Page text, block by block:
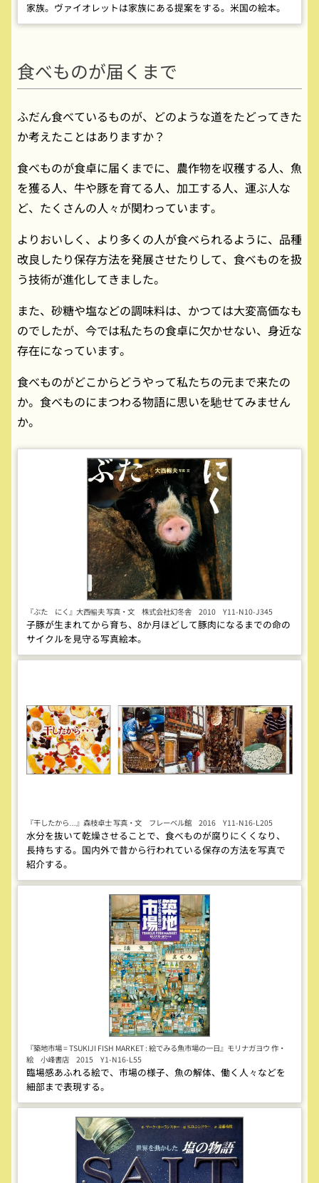
家族。ヴァイオレットは家族にある提案をする。米国の絵本。
食べものが届くまで
ふだん食べているものが、どのような道をたどってきた
か考えたことはありますか？
食べものが食卓に届くまでに、農作物を収穫する人、魚
を獲る人、牛や豚を育てる人、加工する人、運ぶ人な
ど、たくさんの人々が関わっています。
よりおいしく、より多くの人が食べられるように、品種
改良したり保存方法を発展させたりして、食べものを扱
う技術が進化してきました。
また、砂糖や塩などの調味料は、かつては大変高価なも
のでしたが、今では私たちの食卓に欠かせない、身近な
存在になっています。
食べものがどこからどうやって私たちの元まで来たの
か。食べものにまつわる物語に思いを馳せてみません
か。
『ぶた にく』大西暢夫 写真・文 株式会社幻冬舎 2010 Y11-N10-J345
子豚が生まれてから育ち、8か月ほどして豚肉になるまでの命の
サイクルを見守る写真絵本。
『干したから…』森枝卓士 写真・文 フレーベル館 2016 Y11-N16-L205
水分を抜いて乾燥させることで、食べものが腐りにくくなり、
長持ちする。国内外で昔から行われている保存の方法を写真で
紹介する。
『築地市場 = TSUKIJI FISH MARKET : 絵でみる魚市場の一日』モリナガヨウ 作・
絵 小峰書店 2015 Y1-N16-L55
臨場感あふれる絵で、市場の様子、魚の解体、働く人々などを
細部まで表現する。